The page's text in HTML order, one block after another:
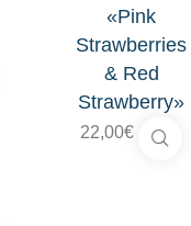
«Pink
Strawberries
& Red
Strawberry»
22,00€